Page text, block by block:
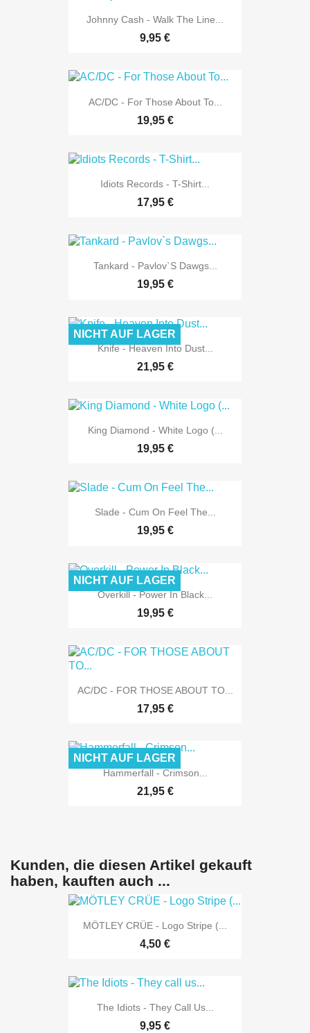
Johnny Cash - Walk The Line...
9,95 €
AC/DC - For Those About To...
19,95 €
Idiots Records - T-Shirt...
17,95 €
Tankard - Pavlov`s Dawgs...
19,95 €
Knife - Heaven Into Dust...
21,95 €
NICHT AUF LAGER
King Diamond - White Logo (...
19,95 €
Slade - Cum On Feel The...
19,95 €
Overkill - Power In Black...
19,95 €
NICHT AUF LAGER
AC/DC - FOR THOSE ABOUT TO...
17,95 €
Hammerfall - Crimson...
21,95 €
NICHT AUF LAGER
Kunden, die diesen Artikel gekauft
haben, kauften auch ...
MÖTLEY CRÜE - Logo Stripe (...
4,50 €
The Idiots - They Call Us...
9,95 €